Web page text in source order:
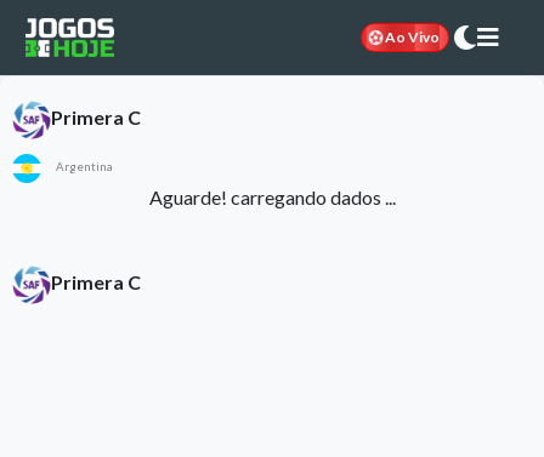
Ao Vivo
Primera C
Argentina
Aguarde! carregando dados ...
Primera C